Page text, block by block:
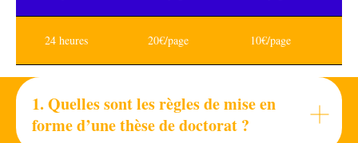
24 heures 20€/page 10€/page
1. Quelles sont les règles de mise en
forme d’une thèse de doctorat ?